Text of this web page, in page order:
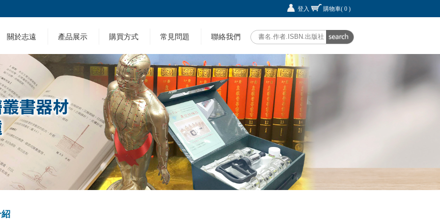
登入 購物車( 0 )
關於志遠 產品展示 購買方式 常見問題 聯絡我們